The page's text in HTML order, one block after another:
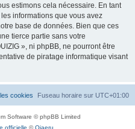
estimons cela nécessaire. En tant
informations que vous avez
base de données. Bien que ces
tierce partie sans votre
», ni phpBB, ne pourront être
de piratage informatique visant
Fuseau horaire sur UTC+01:00
cookies
Software © phpBB Limited
officielle ©Qiaeru